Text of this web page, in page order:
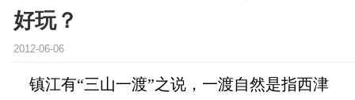
好玩？
2012-06-06
镇江有“三山一渡”之说，一渡自然是指西津